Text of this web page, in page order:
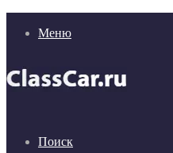
Меню
Поиск